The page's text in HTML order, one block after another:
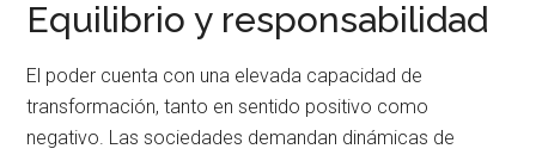
Equilibrio y responsabilidad
El poder cuenta con una elevada capacidad de
transformación, tanto en sentido positivo como
negativo. Las sociedades demandan dinámicas de